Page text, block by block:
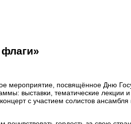
мероприятие, посвящённое Дню
выставки, тематические
с участием солистов